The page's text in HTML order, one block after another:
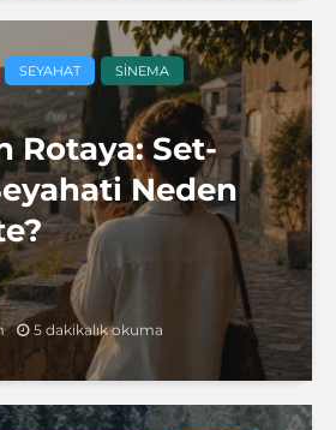
SEYAHAT
SINEMA
Rotaya: Set-
Neden
5 dakikalık okuma